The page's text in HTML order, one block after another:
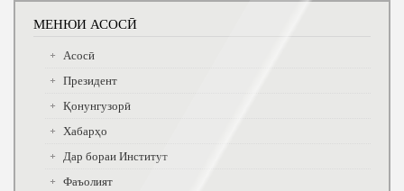
МЕНЮИ АСОСӢ
Асосӣ
Президент
Қонунгузорӣ
Хабарҳо
Дар бораи Институт
Фаъолият